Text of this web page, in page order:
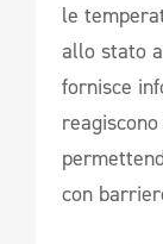
le
allo stato
fornisce
con